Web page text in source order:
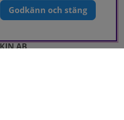
AB
Godkänn och stäng